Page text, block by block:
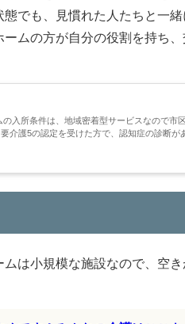
でも、見慣れた人たちと一
ムの方が自分の役割を持ち、
入所条件は、地域密着型サービスなので市
介護5の認定を受けた方で、認知症の診断が
は小規模な施設なので、空き